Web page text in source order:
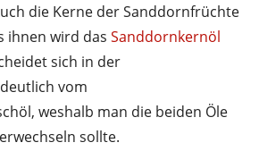
die Kerne der Sanddornfrüchte
ihnen wird das Sanddornkernöl
sich in der
vom
weshalb man die beiden Öle
sollte.